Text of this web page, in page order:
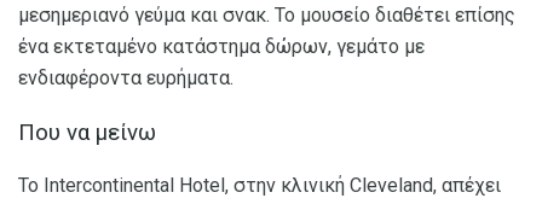
μεσημεριανό γεύμα και σνακ. Το μουσείο διαθέτει επίσης
ένα εκτεταμένο κατάστημα δώρων, γεμάτο με
ενδιαφέροντα ευρήματα.
Που να μείνω
Το Intercontinental Hotel, στην κλινική Cleveland, απέχει